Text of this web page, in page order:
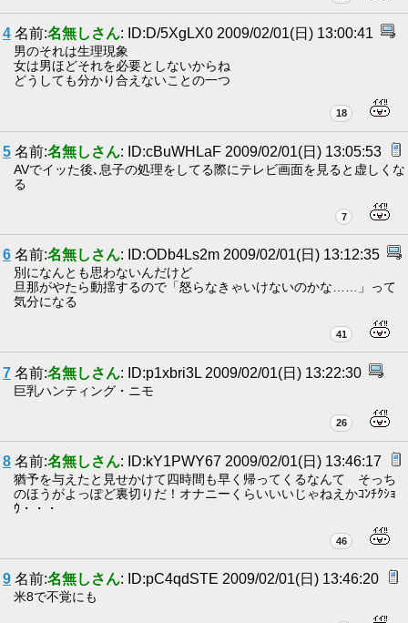
4 名前:名無しさん: ID:D/5XgLX0 2009/02/01(日) 13:00:41
男のそれは生理現象
女は男ほどそれを必要としないからね
どうしても分かり合えないことの一つ
18
5 名前:名無しさん: ID:cBuWHLaF 2009/02/01(日) 13:05:53
AVでイッた後､息子の処理をしてる際にテレビ画面を見ると虚しくな
る
7
6 名前:名無しさん: ID:ODb4Ls2m 2009/02/01(日) 13:12:35
別になんとも思わないんだけど
旦那がやたら動揺するので「怒らなきゃいけないのかな……」って
気分になる
41
7 名前:名無しさん: ID:p1xbri3L 2009/02/01(日) 13:22:30
巨乳ハンティング・ニモ
26
8 名前:名無しさん: ID:kY1PWY67 2009/02/01(日) 13:46:17
猶予を与えたと見せかけて四時間も早く帰ってくるなんて そっち
のほうがよっぽど裏切りだ！オナニーくらいいいじゃねえかｺﾝﾁｸｼｮ
ｳ・・・
46
9 名前:名無しさん: ID:pC4qdSTE 2009/02/01(日) 13:46:20
米8で不覚にも